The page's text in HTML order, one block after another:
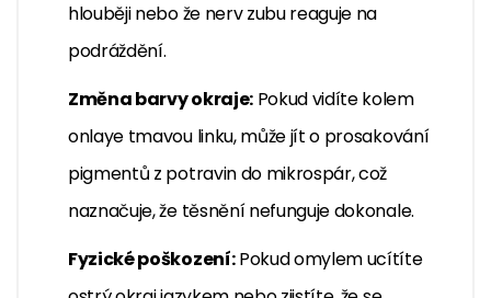
hlouběji nebo že nerv zubu reaguje na
podráždění.
Změna barvy okraje:Pokud vidíte kolem
onlaye tmavou linku, může jít o prosakování
pigmentů z potravin do mikrospár, což
naznačuje, že těsnění nefunguje dokonale.
Fyzické poškození:Pokud omylem ucítíte